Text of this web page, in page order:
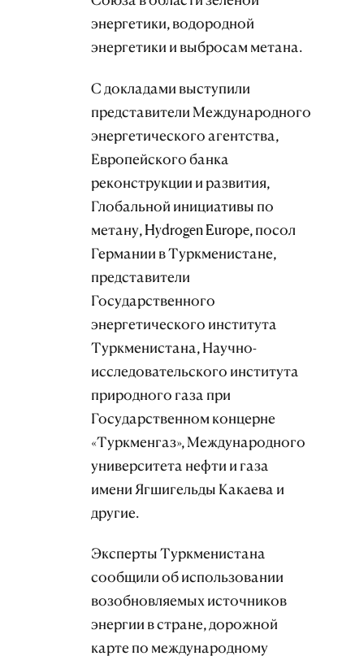
энергетики, водородной
энергетики и выбросам метана.
С докладами выступили
представители Международного
энергетического агентства,
Европейского банка
реконструкции и развития,
Глобальной инициативы по
метану, Hydrogen Europe, посол
Германии в Туркменистане,
представители
Государственного
энергетического института
Туркменистана, Научно-
исследовательского института
природного газа при
Государственном концерне
«Туркменгаз», Международного
университета нефти и газа
имени Ягшигельды Какаева и
другие.
Эксперты Туркменистана
сообщили об использовании
возобновляемых источников
энергии в стране, дорожной
карте по международному